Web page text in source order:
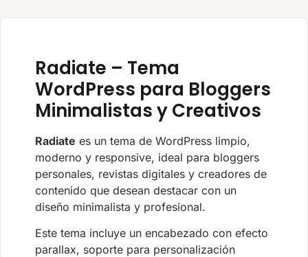
Radiate – Tema
WordPress para Bloggers
Minimalistas y Creativos
Radiate es un tema de WordPress limpio,
moderno y responsive, ideal para bloggers
personales, revistas digitales y creadores de
contenido que desean destacar con un
diseño minimalista y profesional.
Este tema incluye un encabezado con efecto
parallax, soporte para personalización